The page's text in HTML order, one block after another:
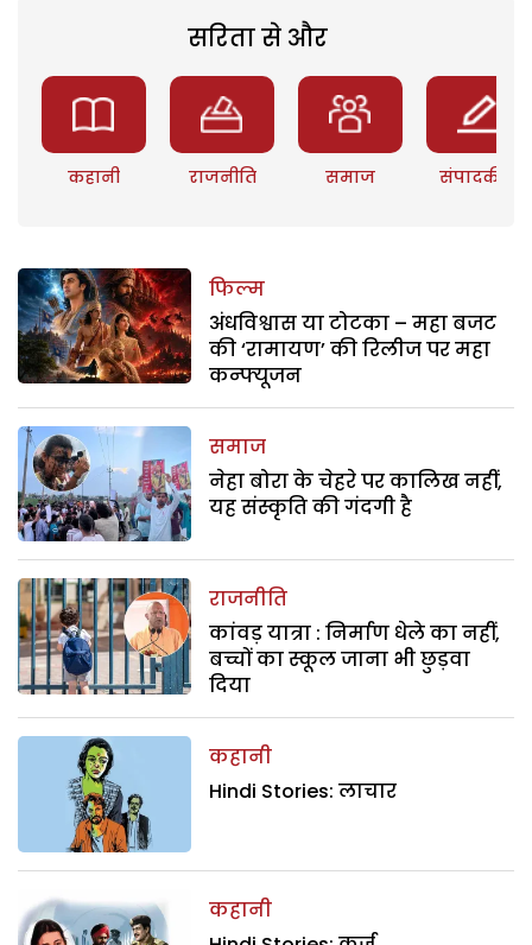
सरिता से और
कहानी राजनीति समाज संपादकीय
फिल्म
अंधविश्वास या टोटका – महा बजट
की ‘रामायण’ की रिलीज पर महा
कन्फ्यूजन
समाज
नेहा बोरा के चेहरे पर कालिख नहीं,
यह संस्कृति की गंदगी है
राजनीति
कांवड़ यात्रा : निर्माण धेले का नहीं,
बच्चों का स्कूल जाना भी छुड़वा
दिया
कहानी
Hindi Stories: लाचार
कहानी